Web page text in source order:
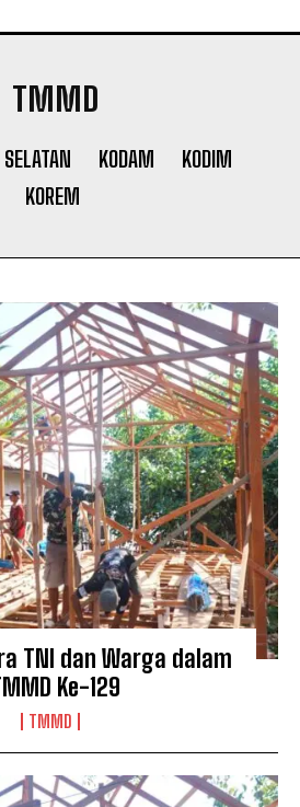
TMMD
KODAM
KODIM
KOREM
TNI dan Warga dalam
Ke-129
TMMD